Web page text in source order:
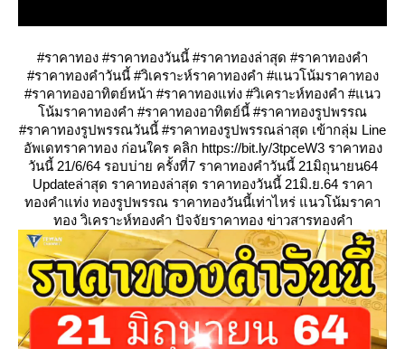
#ราคาทอง #ราคาทองวันนี้ #ราคาทองล่าสุด #ราคาทองคำ
#ราคาทองคำวันนี้ #วิเคราะห์ราคาทองคำ #แนวโน้มราคาทอง
#ราคาทองอาทิตย์หน้า #ราคาทองแท่ง #วิเคราะห์ทองคำ #แนว
น้มราคาทองคำ #ราคาทองอาทิตย์นี้ #ราคาทองรูปพรรณ
#ราคาทองรูปพรรณวันนี้ #ราคาทองรูปพรรณล่าสุด เข้ากลุ่ม Line
อัพเดทราคาทอง ก่อนใคร คลิก https://bit.ly/3tpceW3 ราคาทอง
วันนี้ 21/6/64 รอบบ่าย ครั้งที่7 ราคาทองคำวันนี้ 21มิถุนายน64
Updateล่าสุด ราคาทองล่าสุด ราคาทองวันนี้ 21มิ.ย.64 ราคา
ทองคำแท่ง ทองรูปพรรณ ราคาทองวันนี้เท่าไหร่ แนวโน้มราคา
ทอง วิเคราะห์ทองคำ ปัจจัยราคาทอง ข่าวสารทองคำ